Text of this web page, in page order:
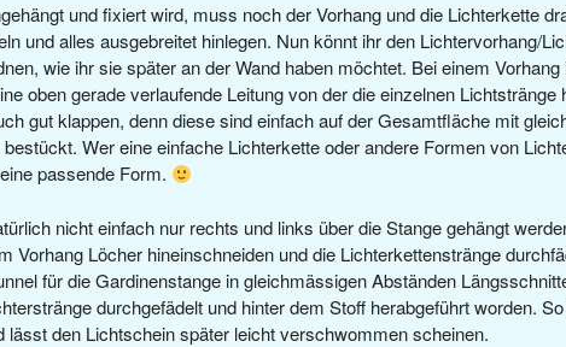
und fixiert wird, muss noch der Vorhang und die Lichterkette
und alles ausgebreitet hinlegen. Nun könnt ihr den Lichtervorhang/
wie ihr sie später an der Wand haben möchtet. Bei einem
oben gerade verlaufende Leitung von der die einzelnen Lichtstränge
gut klappen, denn diese sind einfach auf der Gesamtfläche mit
Wer eine einfache Lichterkette oder andere Formen von
passende Form.
nicht einfach nur rechts und links über die Stange gehängt
Vorhang Löcher hineinschneiden und die Lichterkettenstränge
für die Gardinenstange in gleichmässigen Abständen
durchgefädelt und hinter dem Stoff herabgeführt worden.
lässt den Lichtschein später leicht verschwommen scheinen.